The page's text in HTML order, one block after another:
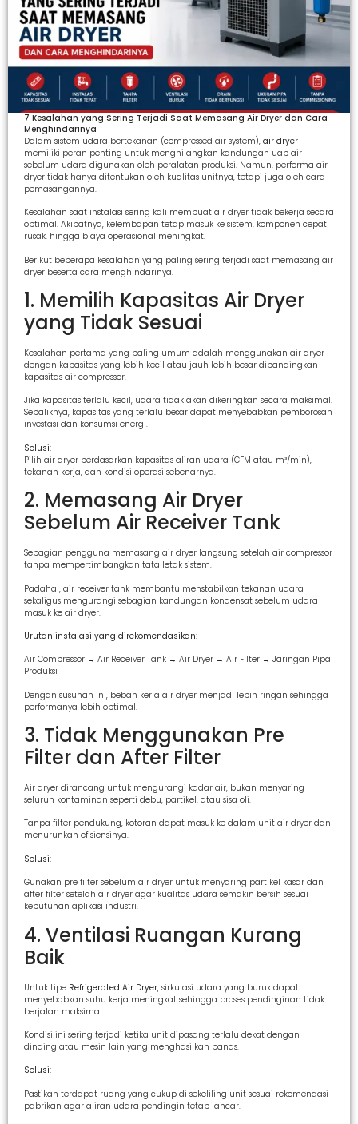
7 Kesalahan yang Sering Terjadi Saat Memasang Air Dryer dan Cara
Menghindarinya
Dalam sistem udara bertekanan (compressed air system), air dryer
memiliki peran penting untuk menghilangkan kandungan uap air
sebelum udara digunakan oleh peralatan produksi. Namun, performa air
dryer tidak hanya ditentukan oleh kualitas unitnya, tetapi juga oleh cara
pemasangannya.
Kesalahan saat instalasi sering kali membuat air dryer tidak bekerja secara
optimal. Akibatnya, kelembapan tetap masuk ke sistem, komponen cepat
rusak, hingga biaya operasional meningkat.
Berikut beberapa kesalahan yang paling sering terjadi saat memasang air
dryer beserta cara menghindarinya.
1. Memilih Kapasitas Air Dryer
yang Tidak Sesuai
Kesalahan pertama yang paling umum adalah menggunakan air dryer
dengan kapasitas yang lebih kecil atau jauh lebih besar dibandingkan
kapasitas air compressor.
Jika kapasitas terlalu kecil, udara tidak akan dikeringkan secara maksimal.
Sebaliknya, kapasitas yang terlalu besar dapat menyebabkan pemborosan
investasi dan konsumsi energi.
Solusi:
Pilih air dryer berdasarkan kapasitas aliran udara (CFM atau m³/min),
tekanan kerja, dan kondisi operasi sebenarnya.
2. Memasang Air Dryer
Sebelum Air Receiver Tank
Sebagian pengguna memasang air dryer langsung setelah air compressor
tanpa mempertimbangkan tata letak sistem.
Padahal, air receiver tank membantu menstabilkan tekanan udara
sekaligus mengurangi sebagian kandungan kondensat sebelum udara
masuk ke air dryer.
Urutan instalasi yang direkomendasikan:
Air Compressor → Air Receiver Tank → Air Dryer → Air Filter → Jaringan Pipa
Produksi
Dengan susunan ini, beban kerja air dryer menjadi lebih ringan sehingga
performanya lebih optimal.
3. Tidak Menggunakan Pre
Filter dan After Filter
Air dryer dirancang untuk mengurangi kadar air, bukan menyaring
seluruh kontaminan seperti debu, partikel, atau sisa oli.
Tanpa filter pendukung, kotoran dapat masuk ke dalam unit air dryer dan
menurunkan efisiensinya.
Solusi:
Gunakan pre filter sebelum air dryer untuk menyaring partikel kasar dan
after filter setelah air dryer agar kualitas udara semakin bersih sesuai
kebutuhan aplikasi industri.
4. Ventilasi Ruangan Kurang
Baik
Untuk tipe Refrigerated Air Dryer, sirkulasi udara yang buruk dapat
menyebabkan suhu kerja meningkat sehingga proses pendinginan tidak
berjalan maksimal.
Kondisi ini sering terjadi ketika unit dipasang terlalu dekat dengan
dinding atau mesin lain yang menghasilkan panas.
Solusi:
Pastikan terdapat ruang yang cukup di sekeliling unit sesuai rekomendasi
pabrikan agar aliran udara pendingin tetap lancar.